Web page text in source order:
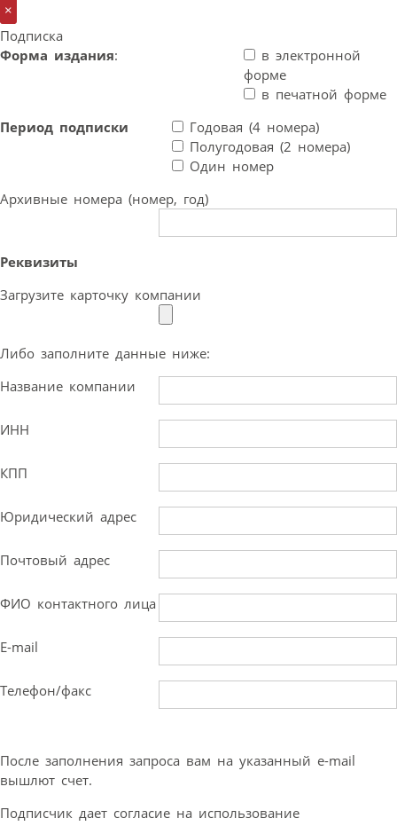
×
Подписка
Форма издания:
в электронной
форме
в печатной форме
Период подписки
Годовая (4 номера)
Полугодовая (2 номера)
Один номер
Архивные номера (номер, год)
Реквизиты
Загрузите карточку компании
Либо заполните данные ниже:
Название компании
ИНН
КПП
Юридический адрес
Почтовый адрес
ФИО контактного лица
E-mail
Телефон/факс
После заполнения запроса вам на указанный e-mail
вышлют счет.
Подписчик дает согласие на использование